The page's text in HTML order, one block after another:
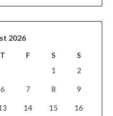
2026
T F S
S
1
2
6 7 8 9
14 15 16